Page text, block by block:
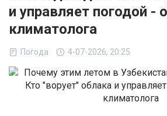
и управляет погодой -
климатолога
Погода 4-07-2026, 20:25